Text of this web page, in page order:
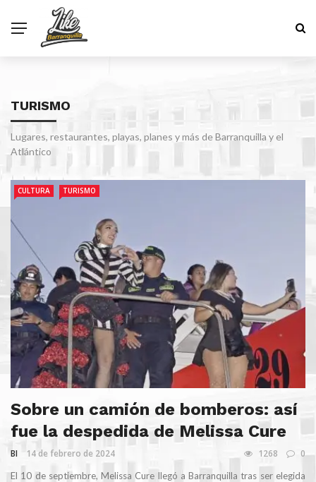
TURISMO
Lugares, restaurantes, playas, planes y más de Barranquilla y el
Atlántico
CULTURA TURISMO
Sobre un camión de bomberos: así
fue la despedida de Melissa Cure
BI 14 de febrero de 2024 1268 0
El 10 de septiembre, Melissa Cure llegó a Barranquilla tras ser elegida